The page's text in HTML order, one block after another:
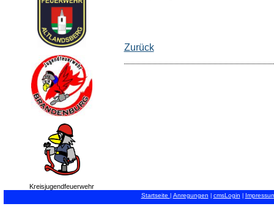
Kreisjugendfeuerwehr
Zurück
Startseite Anregungen cmsLogin